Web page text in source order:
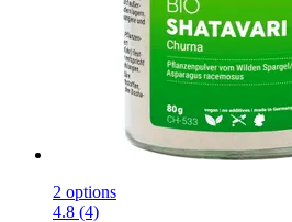
2 options
4.8 (4)